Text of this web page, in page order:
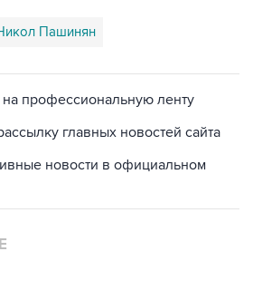
Пашинян
на профессиональную ленту
главных новостей сайта
новости в официальном